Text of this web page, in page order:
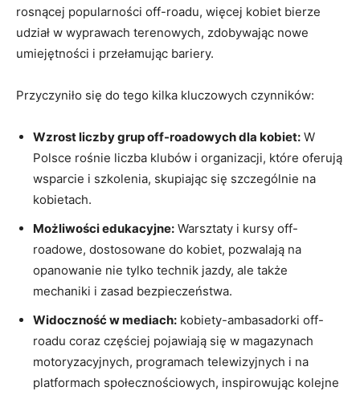
rosnącej popularności off-roadu, więcej kobiet bierze
udział w wyprawach terenowych, zdobywając nowe
umiejętności i przełamując bariery.
Przyczyniło się do tego kilka kluczowych czynników:
Wzrost liczby grup off-roadowych dla kobiet: W
Polsce rośnie liczba klubów i organizacji, które oferują
wsparcie i szkolenia, skupiając się szczególnie na
kobietach.
Możliwości edukacyjne: Warsztaty i kursy off-
roadowe, dostosowane do kobiet, pozwalają na
opanowanie nie tylko technik jazdy, ale także
mechaniki i zasad bezpieczeństwa.
Widoczność w mediach: kobiety-ambasadorki off-
roadu coraz częściej pojawiają się w magazynach
motoryzacyjnych, programach telewizyjnych i na
platformach społecznościowych, inspirowując kolejne